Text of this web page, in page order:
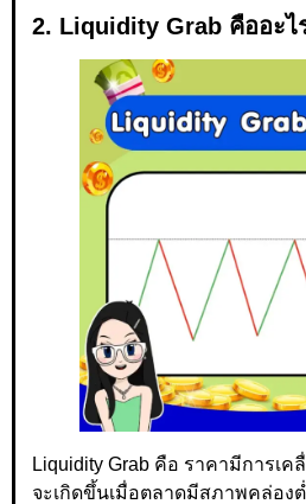
2. Liquidity Grab คืออะไ
Liquidity Grab คือ ราคามีการเค
จะเกิดขึ้นเมื่อตลาดมีสภาพคล่อง